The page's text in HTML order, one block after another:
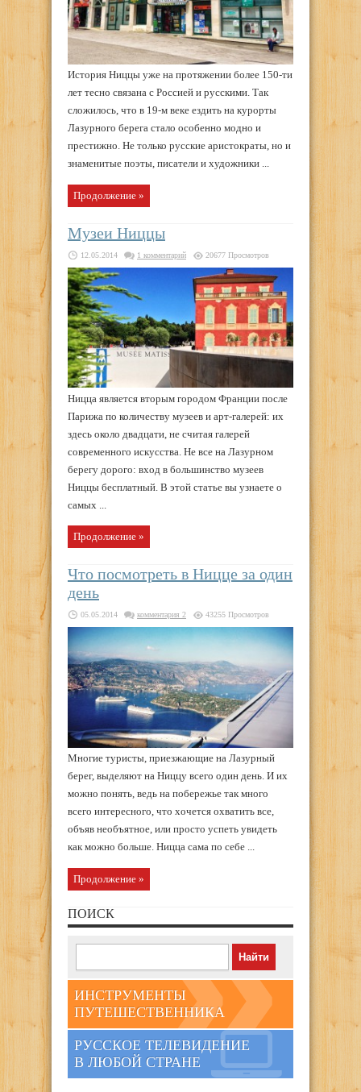
История Ниццы уже на протяжении более 150-ти
лет тесно связана с Россией и русскими. Так
сложилось, что в 19-м веке ездить на курорты
Лазурного берега стало особенно модно и
престижно. Не только русские аристократы, но и
знаменитые поэты, писатели и художники ...
Продолжение »
Музеи Ниццы
12.05.2014 1 комментарий 20677 Просмотров
Ницца является вторым городом Франции после
Парижа по количеству музеев и арт-галерей: их
здесь около двадцати, не считая галерей
современного искусства. Не все на Лазурном
берегу дорого: вход в большинство музеев
Ниццы бесплатный. В этой статье вы узнаете о
самых ...
Продолжение »
Что посмотреть в Ницце за один
день
05.05.2014 комментария 2 43255 Просмотров
Многие туристы, приезжающие на Лазурный
берег, выделяют на Ниццу всего один день. И их
можно понять, ведь на побережье так много
всего интересного, что хочется охватить все,
объяв необъятное, или просто успеть увидеть
как можно больше. Ницца сама по себе ...
Продолжение »
ПОИСК
ИНСТРУМЕНТЫ
ПУТЕШЕСТВЕННИКА
РУССКОЕ ТЕЛЕВИДЕНИЕ
В ЛЮБОЙ СТРАНЕ